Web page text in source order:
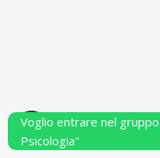
Powered by
Voglio entrare nel
Psicologia"